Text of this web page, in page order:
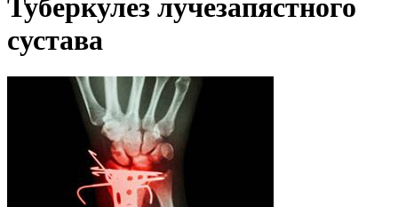
Туберкулез лучезапястного
сустава